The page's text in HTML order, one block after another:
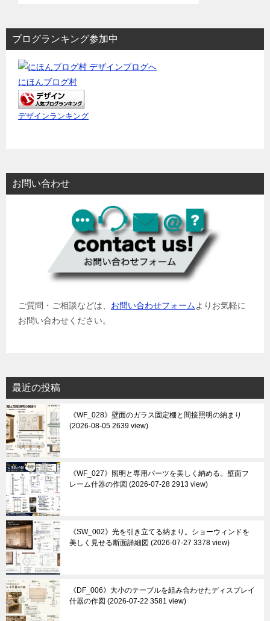
ブログランキング参加中
にほんブログ村
デザインランキング
お問い合わせ
ご質問・ご相談などは、 お問い合わせフォームよりお気軽に
お問い合わせください。
最近の投稿
《WF_028》壁面のガラス固定棚と間接照明の納まり
2026-08-05 2639 view
《WF_027》照明と専用パーツを美しく納める。壁面フ
レーム什器の作図
2026-07-28 2913 view
《SW_002》光を引き立てる納まり。ショーウィンドを
美しく見せる断面詳細図
2026-07-27 3378 view
《DF_006》大小のテーブルを組み合わせたディスプレイ
什器の作図
2026-07-22 3581 view